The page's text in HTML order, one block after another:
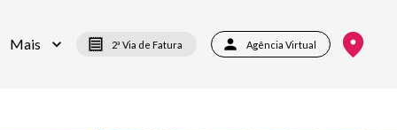
Mais 2ª Via de Fatura Agência Virtual